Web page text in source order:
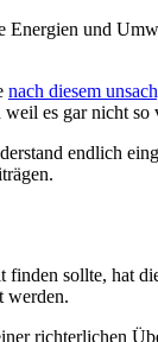
Energien und
nach diesem
es gar nicht
endlich
sollte, hat
werden.
richterlichen